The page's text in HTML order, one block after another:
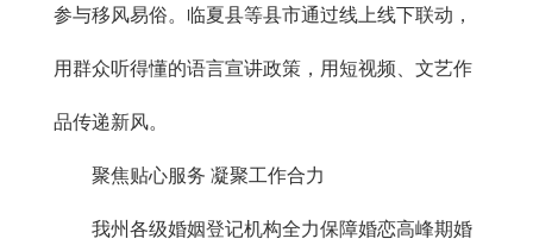
参与移风易俗。临夏县等县市通过线上线下联动，
用群众听得懂的语言宣讲政策，用短视频、文艺作
品传递新风。
聚焦贴心服务 凝聚工作合力
我州各级婚姻登记机构全力保障婚恋高峰期婚